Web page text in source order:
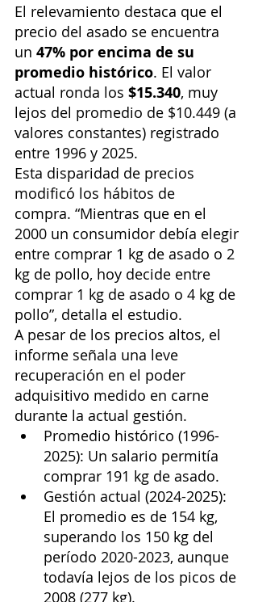
El relevamiento destaca que el
precio del asado se encuentra
un 47% por encima de su
promedio histórico. El valor
actual ronda los $15.340, muy
lejos del promedio de $10.449 (a
valores constantes) registrado
entre 1996 y 2025.
Esta disparidad de precios
modificó los hábitos de
compra. “Mientras que en el
2000 un consumidor debía elegir
entre comprar 1 kg de asado o 2
kg de pollo, hoy decide entre
comprar 1 kg de asado o 4 kg de
pollo”, detalla el estudio.
A pesar de los precios altos, el
informe señala una leve
recuperación en el poder
adquisitivo medido en carne
durante la actual gestión.
Promedio histórico (1996-
2025): Un salario permitía
comprar 191 kg de asado.
Gestión actual (2024-2025):
El promedio es de 154 kg,
superando los 150 kg del
período 2020-2023, aunque
todavía lejos de los picos de
2008 (277 kg).